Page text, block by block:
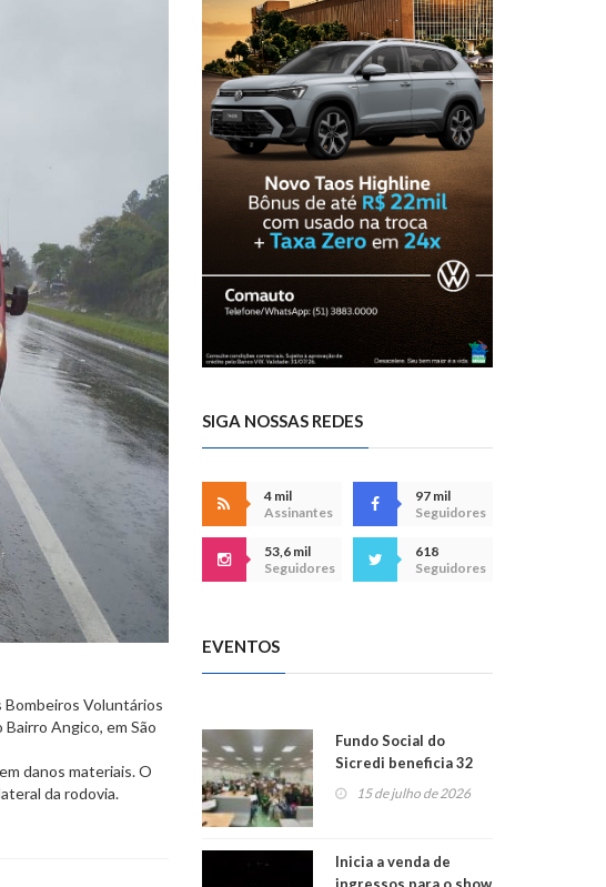
Bombeiros Voluntários
Angico, em São
danos materiais. O
da rodovia.
SIGA NOSSAS REDES
4 mil
Assinantes
97 mil
Seguidores
53,6 mil
Seguidores
618
Seguidores
EVENTOS
Fundo Social do
Sicredi beneficia 32
projetos em
15 de julho de 2026
Inicia a venda de
ingressos para o show